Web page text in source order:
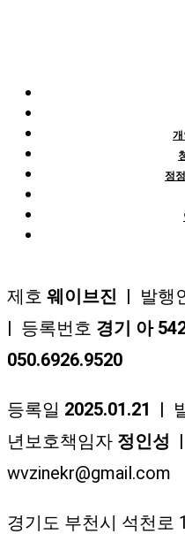
개
정
제호 웨이브진 | 발행
| 등록번호 경기 아
050.6926.9520
등록일 2025.01.21 |
년보호책임자 정인성
wvzinekr@gmail.com
경기도 부천시 석천로